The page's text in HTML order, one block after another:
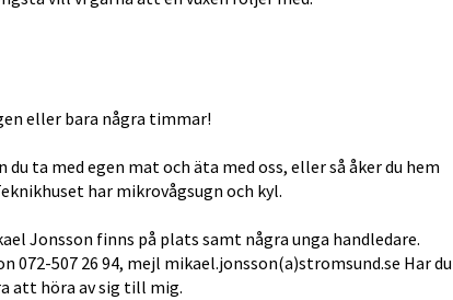
eller bara några timmar!
du ta med egen mat och äta med oss, eller så åker du hem
har mikrovågsugn och kyl.
Jonsson finns på plats samt några unga handledare.
072-507 26 94, mejl mikael.jonsson(a)stromsund.se Har du
att höra av sig till mig.